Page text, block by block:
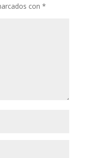
con *